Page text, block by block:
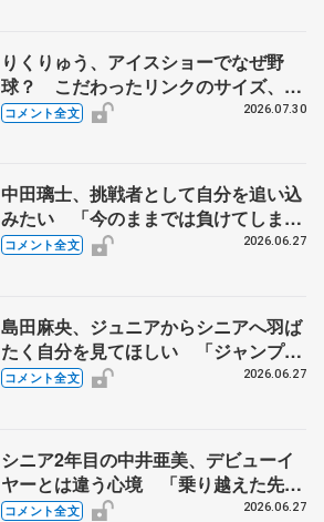
りくりゅう、アイスショーでなぜ野
球？ こだわったリンクのサイズ、試
合同様の迫力を 【THE DESTINYリ
コメント全文 2026.07.30
中田璃士、挑戦者として自分を追い込
みたい 「今のままでは負けてしま
う、危機感を持って」【ドリーム・オ
コメント全文 2026.06.27
島田麻央、ジュニアからシニアへ羽ば
たく自分を見てほしい 「ジャンプば
っかりに意識がいっていたけど…」
コメント全文 2026.06.27
シニア2年目の中井亜美、デビューイ
ヤーとは違う心境 「乗り越えた先
に、本当に自分自身の夢がかなう」
コメント全文 2026.06.27